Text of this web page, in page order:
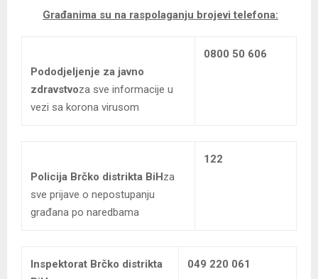
Građanima su na raspolaganju brojevi telefona:
Pododjeljenje za javno
zdravstvoza sve informacije u
vezi sa korona virusom
0800 50 606
Policija Brčko distrikta BiHza
sve prijave o nepostupanju
građana po naredbama
122
Inspektorat Brčko distrikta
049 220 061